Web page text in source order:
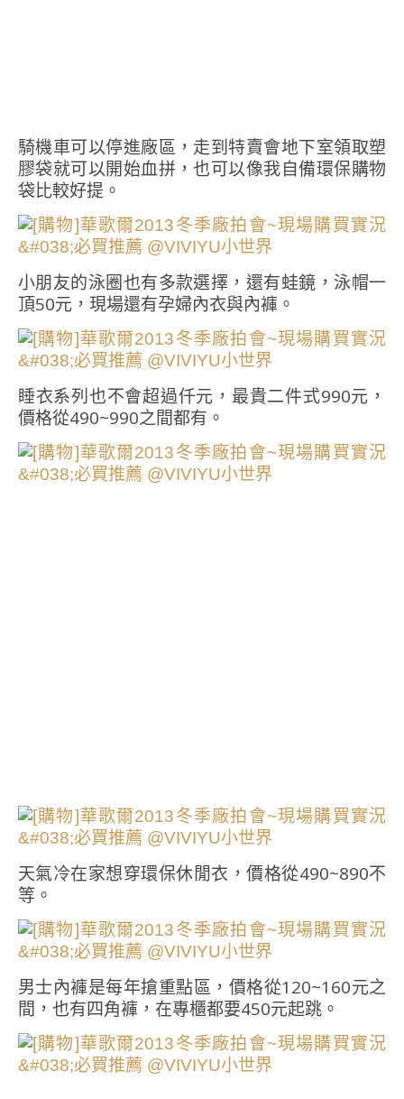
騎機車可以停進廠區，走到特賣會地下室領取塑
膠袋就可以開始血拼，也可以像我自備環保購物
袋比較好提。
小朋友的泳圈也有多款選擇，還有蛙鏡，泳帽一
頂50元，現場還有孕婦內衣與內褲。
睡衣系列也不會超過仟元，最貴二件式990元，
價格從490~990之間都有。
天氣冷在家想穿環保休閒衣，價格從490~890不
等。
男士內褲是每年搶重點區，價格從120~160元之
間，也有四角褲，在專櫃都要450元起跳。